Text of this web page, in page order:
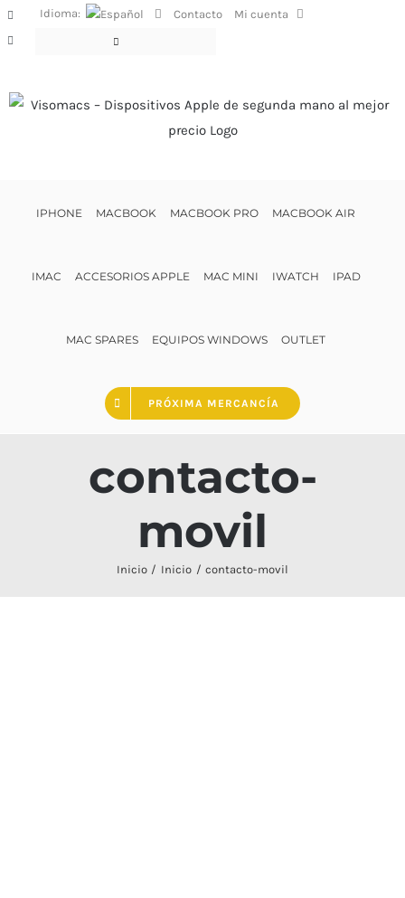
Saltar
al
FacebookIdioma: Contacto Mi cuenta
IPHONE MACBOOK MACBOOK PRO MACBOOK AIR
IMAC ACCESORIOS APPLE MAC MINI IWATCH IPAD
MAC SPARES EQUIPOS WINDOWS OUTLET
PRÓXIMA MERCANCÍA
contacto-
movil
Inicio Inicio contacto-movil